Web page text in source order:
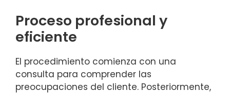
Proceso profesional y
eficiente
El procedimiento comienza con una
consulta para comprender las
preocupaciones del cliente. Posteriormente,